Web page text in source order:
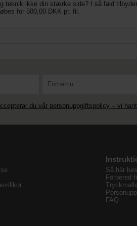
teknik ikke din stærke side? I så fald
for 500,00 DKK pr. fil.
du vår personuppgiftspolicy – vi
Så här
Förbered
FAQ